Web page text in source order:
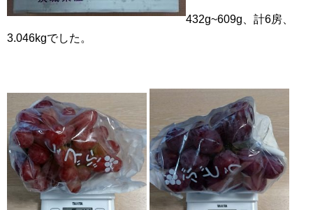
432g~609g、計6房、
3.046kgでした。